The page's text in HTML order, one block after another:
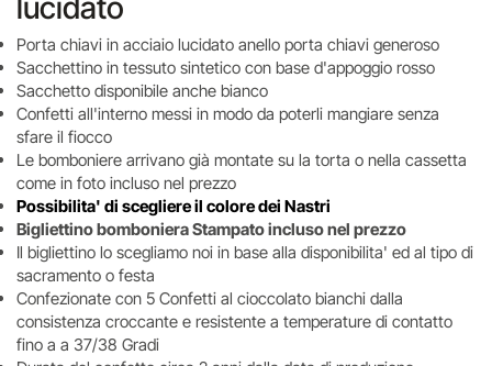
lucidato
Porta chiavi in acciaio lucidato anello porta chiavi generoso
Sacchettino in tessuto sintetico con base d'appoggio rosso
Sacchetto disponibile anche bianco
Confetti all'interno messi in modo da poterli mangiare senza
sfare il fiocco
Le bomboniere arrivano già montate su la torta o nella cassetta
come in foto incluso nel prezzo
Possibilita' di scegliere il colore dei Nastri
Bigliettino bomboniera Stampato incluso nel prezzo
Il bigliettino lo scegliamo noi in base alla disponibilita' ed al tipo di
sacramento o festa
Confezionate con 5 Confetti al cioccolato bianchi dalla
consistenza croccante e resistente a temperature di contatto
fino a a 37/38 Gradi